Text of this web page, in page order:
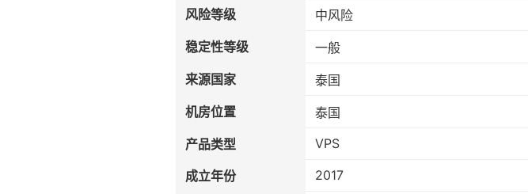
风险等级
中风险
稳定性等级
一般
来源国家
泰国
机房位置
泰国
产品类型
VPS
成立年份 2017